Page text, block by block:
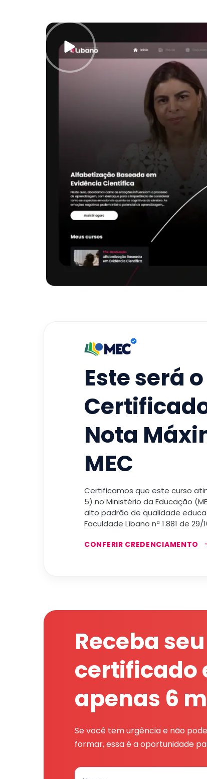
Este será
Nota
MEC
Certificamos que este curso
5) no Ministério da Educação
alto padrão de qualidade
Faculdade Líbano nª 1.881 de 29/
CONFERIR CREDENCIAMENTO
Receba seu
certificado
apenas 6
Se você tem urgência e não
formar, essa é a oportunidade